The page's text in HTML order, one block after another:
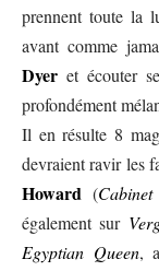
prennent toute la
avant comme
Dyer et écouter
profondément
Il en résulte 8
devraient ravir les
Howard (
également sur
Egyptian Queen,